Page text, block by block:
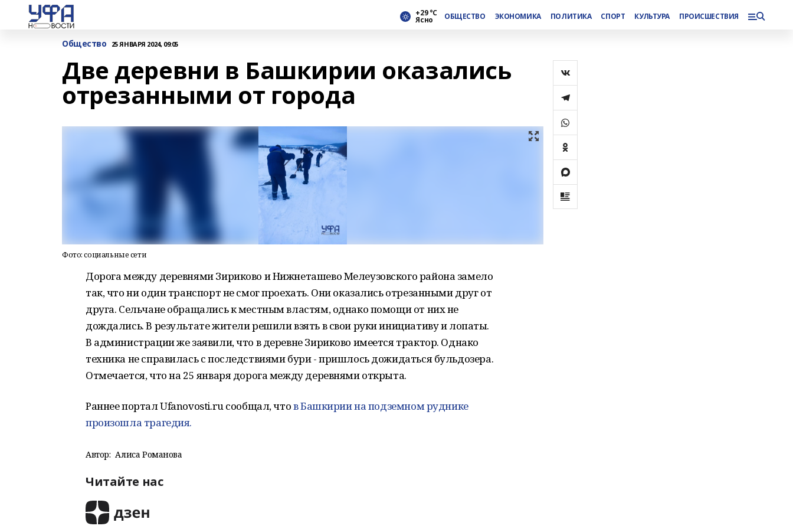
+29 °С
Ясно ОБЩЕСТВО ЭКОНОМИКА ПОЛИТИКА СПОРТ КУЛЬТУРА ПРОИСШЕСТВИЯ
Общество 25 ЯНВАРЯ 2024, 09:05
Две деревни в Башкирии оказались
отрезанными от города
Фото: социальные сети
Дорога между деревнями Зириково и Нижнеташево Мелеузовского района замело
так, что ни один транспорт не смог проехать. Они оказались отрезанными друг от
друга. Сельчане обращались к местным властям, однако помощи от них не
дождались. В результате жители решили взять в свои руки инициативу и лопаты.
В администрации же заявили, что в деревне Зириково имеется трактор. Однако
техника не справилась с последствиями бури - пришлось дожидаться бульдозера.
Отмечается, что на 25 января дорога между деревнями открыта.
Раннее портал Ufanovosti.ru сообщал, чтов Башкирии на подземном руднике
произошла трагедия.
Автор: Алиса Романова
Читайте нас